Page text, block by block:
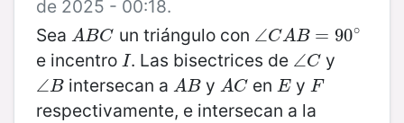
de 2025 - 00:18.
Sea ABC
ABC un triángulo con ∠CAB = 90∘
∠CAB=90∘
e incentro I
I . Las bisectrices de ∠C
∠C y
∠B
∠Bintersecan a AB
AB y AC
AC en E
E y F
F
respectivamente, e intersecan a la